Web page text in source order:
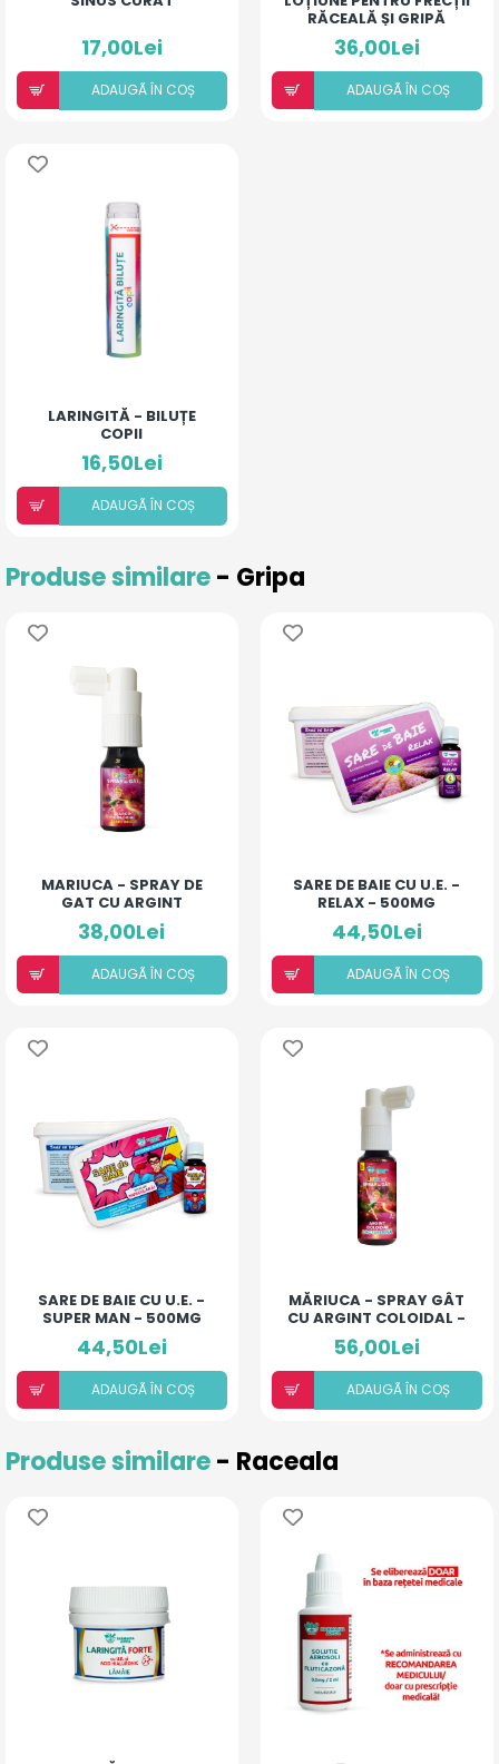
17,00Lei
ADAUGÃ ÎN COȘ
RĂCEALĂ ȘI GRIPĂ
36,00Lei
ADAUGÃ ÎN COȘ
LARINGITĂ - BILUȚE
COPII
16,50Lei
ADAUGÃ ÎN COȘ
Produse similare- Gripa
MARIUCA - SPRAY DE
GAT CU ARGINT
COLOIDAL SI
ANTIBIOTIC - COMPLEX
- 10 ML
38,00Lei
ADAUGÃ ÎN COȘ
SARE DE BAIE CU U.E. -
RELAX - 500MG
44,50Lei
ADAUGÃ ÎN COȘ
SARE DE BAIE CU U.E. -
SUPER MAN - 500MG
44,50Lei
ADAUGÃ ÎN COȘ
MĂRIUCA - SPRAY GÂT
CU ARGINT COLOIDAL -
LACTOFERINĂ
56,00Lei
ADAUGÃ ÎN COȘ
Produse similare- Raceala